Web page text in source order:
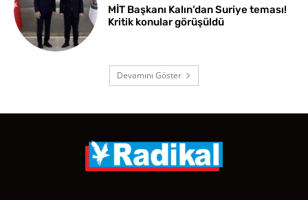
MİT Başkanı Kalın’dan Suriye teması!
Kritik konular görüşüldü
Devamını Göster